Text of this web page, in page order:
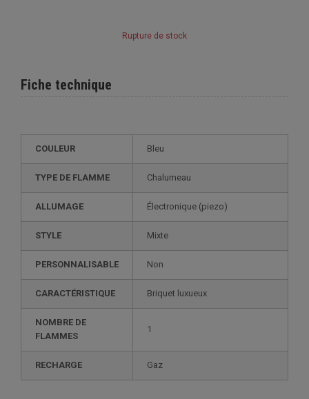
Rupture de stock
Fiche technique
COULEUR Bleu
TYPE DE FLAMME Chalumeau
ALLUMAGE électronique (piezo)
STYLE mixte
PERSONNALISABLE non
CARACTÉRISTIQUE briquet luxueux
NOMBRE DE
FLAMMES
1
RECHARGE gaz